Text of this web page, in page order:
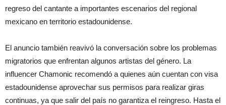
regreso del cantante a importantes escenarios del regional
mexicano en territorio estadounidense.
El anuncio también reavivó la conversación sobre los problemas
migratorios que enfrentan algunos artistas del género. La
influencer Chamonic recomendó a quienes aún cuentan con visa
estadounidense aprovechar sus permisos para realizar giras
continuas, ya que salir del país no garantiza el reingreso. Hasta el